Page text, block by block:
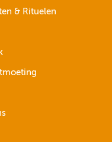
& Rituelen